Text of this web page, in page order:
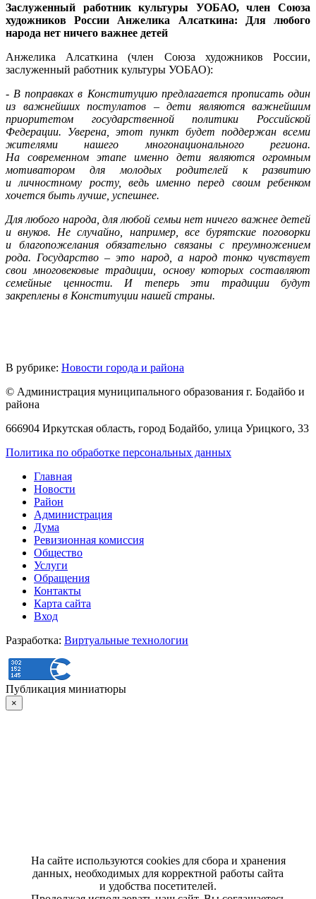
Заслуженный работник культуры УОБАО, член Союза
художников России Анжелика Алсаткина: Для любого
народа нет ничего важнее детей
Анжелика Алсаткина (член Союза художников России,
заслуженный работник культуры УОБАО):
- В поправках в Конституцию предлагается прописать один
из важнейших постулатов – дети являются важнейшим
приоритетом государственной политики Российской
Федерации. Уверена, этот пункт будет поддержан всеми
жителями нашего многонационального региона.
На современном этапе именно дети являются огромным
мотиватором для молодых родителей к развитию
и личностному росту, ведь именно перед своим ребенком
хочется быть лучше, успешнее.
Для любого народа, для любой семьи нет ничего важнее детей
и внуков. Не случайно, например, все бурятские поговорки
и благопожелания обязательно связаны с преумножением
рода. Государство – это народ, а народ тонко чувствует
свои многовековые традиции, основу которых составляют
семейные ценности. И теперь эти традиции будут
закреплены в Конституции нашей страны.
В рубрике: Новости города и района
© Администрация муниципального образования г. Бодайбо и
района
666904 Иркутская область, город Бодайбо, улица Урицкого, 33
Политика по обработке персональных данных
Главная
Новости
Район
Администрация
Дума
Ревизионная комиссия
Общество
Услуги
Обращения
Контакты
Карта сайта
Вход
Разработка: Виртуальные технологии
Публикация миниатюры
×
На сайте используются cookies для сбора и хранения
данных, необходимых для корректной работы сайта
и удобства посетителей.